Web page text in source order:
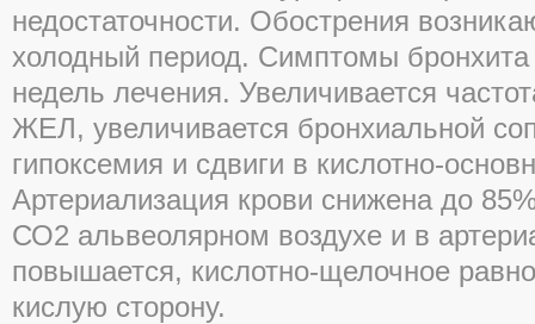
недостаточности. Обострения
холодный период. Симптомы
недель лечения. Увеличивается
ЖЕЛ, увеличивается бронхиальной
гипоксемия и сдвиги в кислотно-
Артериализация крови снижена до
СО2 альвеолярном воздухе и в
повышается, кислотно-щелочное
кислую сторону.